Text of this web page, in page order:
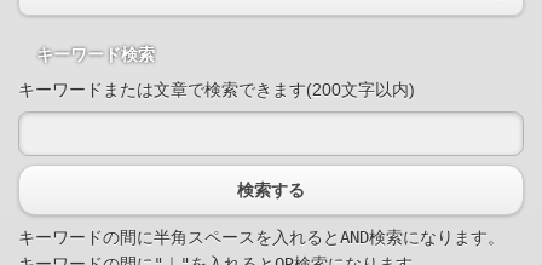
キーワード検索
キーワードまたは文章で検索できます(200文字以内)
検索する
キーワードの間に半角スペースを入れるとAND検索になります。